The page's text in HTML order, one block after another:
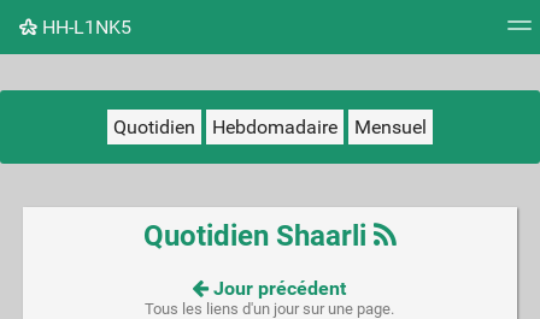
HH-L1NK5
Quotidien Hebdomadaire Mensuel
Quotidien Shaarli
Jour précédent
Tous les liens d'un jour sur une page.